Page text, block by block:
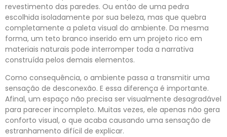
revestimento das paredes. Ou então de uma pedra
escolhida isoladamente por sua beleza, mas que quebra
completamente a paleta visual do ambiente. Da mesma
forma, um teto branco inserido em um projeto rico em
materiais naturais pode interromper toda a narrativa
construída pelos demais elementos.
Como consequência, o ambiente passa a transmitir uma
sensação de desconexão. E essa diferença é importante.
Afinal, um espaço não precisa ser visualmente desagradável
para parecer incompleto. Muitas vezes, ele apenas não gera
conforto visual, o que acaba causando uma sensação de
estranhamento difícil de explicar.